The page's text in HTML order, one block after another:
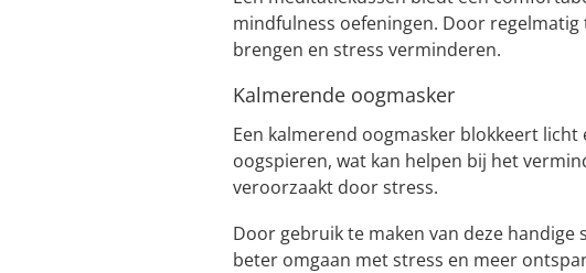
mindfulness oefeningen. Door
brengen en stress verminderen.
Kalmerende oogmasker
Een kalmerend oogmasker blokkeert
oogspieren, wat kan helpen bij het
veroorzaakt door stress.
Door gebruik te maken van deze
beter omgaan met stress en meer